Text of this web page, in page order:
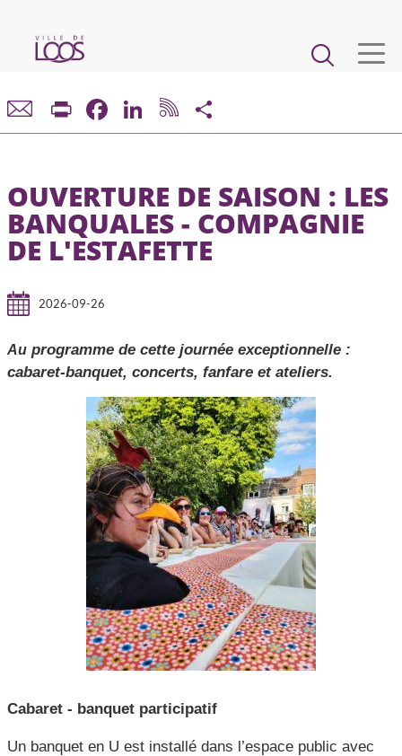
contenu
Main
navigation
VIE MUNICIPALE
CADRE DE VIE ET URBANISME
ECONOMIE ET EMPLOI
ENFANCE, JEUNESSE, ÉDUCATION, RESTAURATION
CULTURE, SPORT, ASSOCIATIONS
CCAS, SOLIDARITÉ ET SANTÉ
POLICE MUNICIPALE
Print FacebookLinkedIn
OUVERTURE DE SAISON : LES
BANQUALES - COMPAGNIE
DE L'ESTAFETTE
2026-09-26
Au programme de cette journée exceptionnelle :
cabaret-banquet, concerts, fanfare et ateliers.
Cabaret - banquet participatif
Un banquet en U est installé dans l’espace public avec